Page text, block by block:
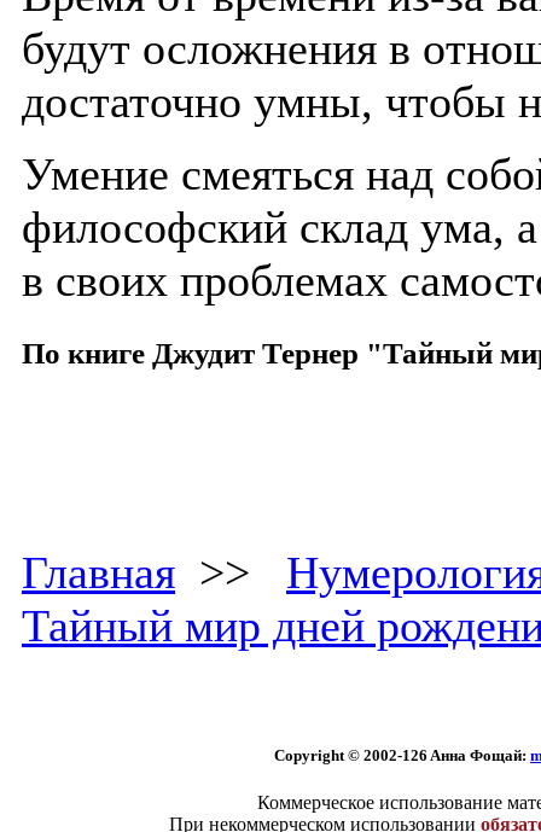
будут осложнения в
достаточно умны, чтобы
Умение смеяться над
философский склад ума, а
в своих проблемах
По книге Джудит Тернер "Тайный
Главная >>
Тайный мир дней
Copyright © 2002-126 Aннa Фoщaй:
Коммерческое использование
При некоммерческом использовании